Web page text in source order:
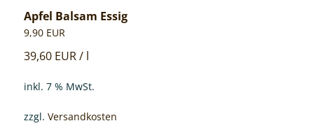
Apfel Balsam Essig
9,90 EUR
39,60 EUR/ l
inkl. 7 % MwSt.
zzgl. Versandkosten